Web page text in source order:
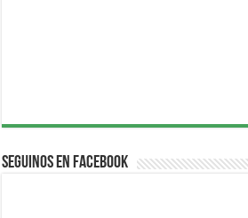
Seguinos en Facebook